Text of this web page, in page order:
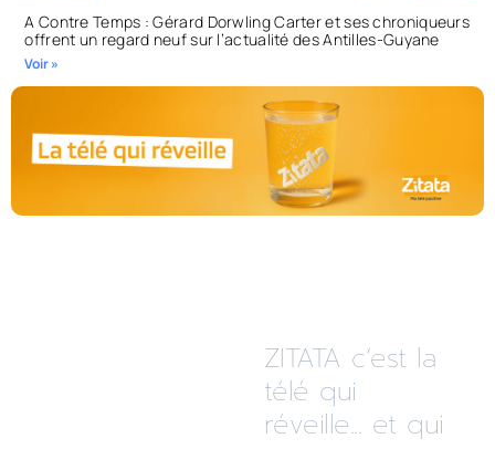
A Contre Temps : Gérard Dorwling Carter et ses chroniqueurs
offrent un regard neuf sur l’actualité des Antilles-Guyane
Voir »
ZITATA c’est la
télé qui
réveille... et qui